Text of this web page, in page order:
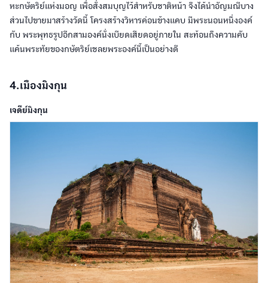
หะกษัตริย์แห่งมอญ เพื่อสั่งสมบุญไว้สำหรับชาติหน้า จึงได้นำอัญมณีบาง
ส่วนไปขายมาสร้างวัดนี้ โครงสร้างวิหารค่อนข้างแคบ มีพระนอนหนึ่งองค์
กับ พระพุทธรูปอีกสามองค์นั่งเบียดเสียดอยู่ภายใน สะท้อนถึงความคับ
แค้นพระทัยของกษัตริย์เชลยพระองค์นี้เป็นอย่างดี
4.เมืองมิงกุน
เจดีย์มิงกุน